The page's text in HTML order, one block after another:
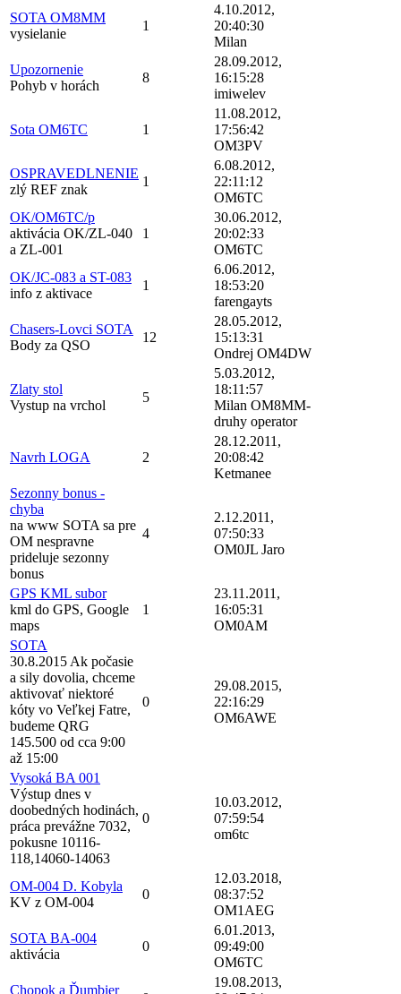
SOTA OM8MM
vysielanie
1
4.10.2012,
20:40:30
Milan
Upozornenie
Pohyb v horách
8
28.09.2012,
16:15:28
imiwelev
Sota OM6TC 1
11.08.2012,
17:56:42
OM3PV
OSPRAVEDLNENIE
zlý REF znak
1
6.08.2012,
22:11:12
OM6TC
OK/OM6TC/p
aktivácia OK/ZL-040
a ZL-001
1
30.06.2012,
20:02:33
OM6TC
OK/JC-083 a ST-083
info z aktivace
1
6.06.2012,
18:53:20
farengayts
Chasers-Lovci SOTA
Body za QSO
12
28.05.2012,
15:13:31
Ondrej OM4DW
Zlaty stol
Vystup na vrchol
5
5.03.2012,
18:11:57
Milan OM8MM-
druhy operator
Navrh LOGA 2
28.12.2011,
20:08:42
Ketmanee
Sezonny bonus -
chyba
na www SOTA sa pre
OM nespravne
prideluje sezonny
bonus
4
2.12.2011,
07:50:33
OM0JL Jaro
GPS KML subor
kml do GPS, Google
maps
1
23.11.2011,
16:05:31
OM0AM
SOTA
30.8.2015 Ak počasie
a sily dovolia, chceme
aktivovať niektoré
kóty vo Veľkej Fatre,
budeme QRG
145.500 od cca 9:00
až 15:00
0
29.08.2015,
22:16:29
OM6AWE
Vysoká BA 001
Výstup dnes v
doobedných hodinách,
práca prevážne 7032,
pokusne 10116-
118,14060-14063
0
10.03.2012,
07:59:54
om6tc
OM-004 D. Kobyla
KV z OM-004
0
12.03.2018,
08:37:52
OM1AEG
SOTA BA-004
aktivácia
0
6.01.2013,
09:49:00
OM6TC
Chopok a Ďumbier
19.08.2013,